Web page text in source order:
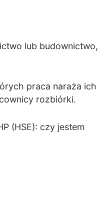
lub budownictwo,
praca naraża ich
rozbiórki.
(HSE): czy jestem